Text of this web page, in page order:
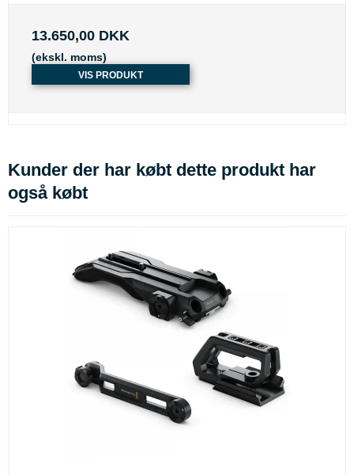
13.650,00 DKK
(ekskl. moms)
VIS PRODUKT
Kunder der har købt dette produkt har
også købt